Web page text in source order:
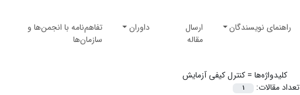
راهنمای نویسندگان
ارسال
مقاله
داوران
تفاهم‌نامه با انجمن‌ها و
سازمان‌ها
کلیدواژه‌ها =کنترل کیفی آزمایش
تعداد مقالات:
1